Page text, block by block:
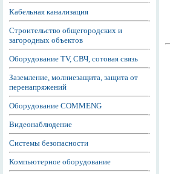
Кабельная канализация
Строительство общегородских и
загородных объектов
Оборудование TV, СВЧ, сотовая связь
Заземление, молниезащита, защита от
перенапряжений
Оборудование COMMENG
Видеонаблюдение
Системы безопасности
Компьютерное оборудование